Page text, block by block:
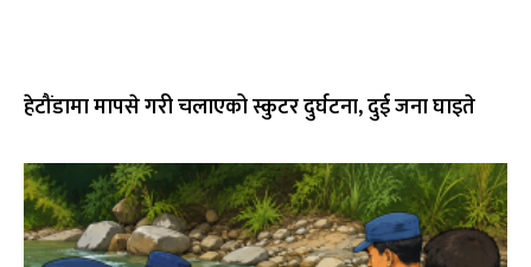
हेटौंडामा मापसे गरी चलाएको स्कुटर दुर्घटना, दुई जना घाइते